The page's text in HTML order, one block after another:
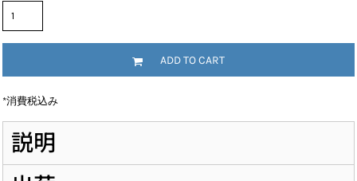
ADD TO CART
*消費税込み
説明